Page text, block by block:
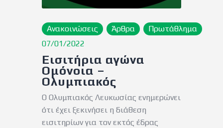
Ανακοινώσεις Άρθρα
Πρωτάθλημα
07/01/2022
Εισιτήρια αγώνα
Ομόνοια –
Ολυμπιακός
Ο Ολυμπιακός Λευκωσίας ενημερώνει
ότι έχει ξεκινήσει η διάθεση
εισιτηρίων για τον εκτός έδρας